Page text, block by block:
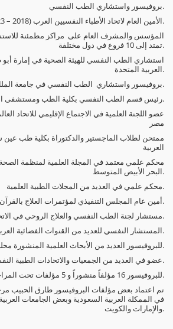
بروفيسور واستشاري الطب النفسي.
الأمين العام لاتحاد الأطباء النفسيين العرب (2018 – 2023).
المؤسس والمشرف العام على مراكز مطمئنة
تمتد إلى 10 فروع في دول مختلفة.
استشاري الطب النفسي للهيئة الصحية في إمارة
العربية المتحدة.
بروفيسور واستشاري الطب النفسي في جامعة الملك سعود.
رئيس قسم الطب النفسي بكلية الطب ومستشفى الملك خالد الجامعي.
عضو اللجنة العلمية في الاجتماع الإقليمي للاتحاد
مصر
ممتحن لطلاب الماجستير والدكتوراة بكلية طب
العربية
محكم علمي معتمد في المجلة العلمية لمنظمة
البحر الأبيض المتوسط.
محكم علمي في العديد من المجلات الطبية العلمية.
أمين عام المجلس التنفيذي لمؤتمرات العلاج بالقرآن (بين الدين والطب).
مستشار لجنة الطب النفسي والعلاج الروحي في الاتحاد العالمي للطب النفسي.
المستشار النفسي للعديد من القنوات الفضائية العربية.
للبروفيسور العديد من الأبحاث العلمية المنشورة محليا وعالميا (40 بحثا).
عضو في العديد من الجمعيات والاتحادات الطبية النفسية العربية والعالمية.
للبروفيسور 16 مؤلفاً منشوراً و 5 مؤلفات تحت المراجعة للطباعة والنشر.
تم اعتماد بعض مؤلفات البروفيسور طارق الحبيب
في الممكلة العربية السعودية وبعض الجامعات
والإمارات والكويت.